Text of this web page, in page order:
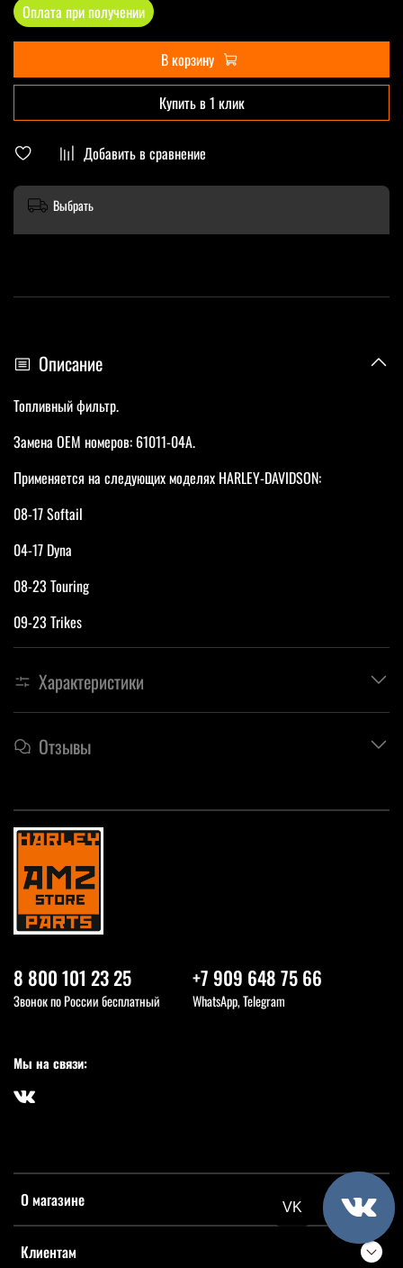
Добавить в сравнение
Оплата при получении
В корзину
Купить в 1 клик
Выбрать
Описание
Топливный фильтр.
Замена OEM номеров: 61011-04A.
Применяется на следующих моделях HARLEY-DAVIDSON:
08-17 Softail
04-17 Dyna
08-23 Touring
09-23 Trikes
Характеристики
Отзывы
О магазине
Клиентам
8 800 101 23 25
Звонок по России бесплатный
+7 909 648 75 66
WhatsApp, Telegram
Мы на связи:
VK